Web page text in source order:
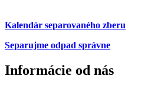
Kalendár separovaného zberu
Separujme odpad správne
Informácie od nás